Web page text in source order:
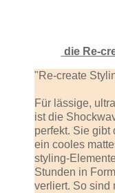
die Re-
"Re-create
Für lässige,
ist die
perfekt. Sie gibt
ein cooles
styling-
Stunden in
verliert. So sind